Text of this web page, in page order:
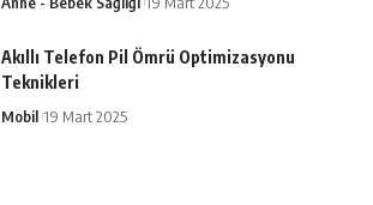
Akıllı Telefon Pil Ömrü Optimizasyonu
Teknikleri
Mobil 19 Mart 2025